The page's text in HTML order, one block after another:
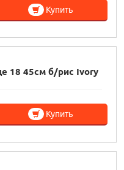
Купить
18 45см б/рис Ivory
Купить